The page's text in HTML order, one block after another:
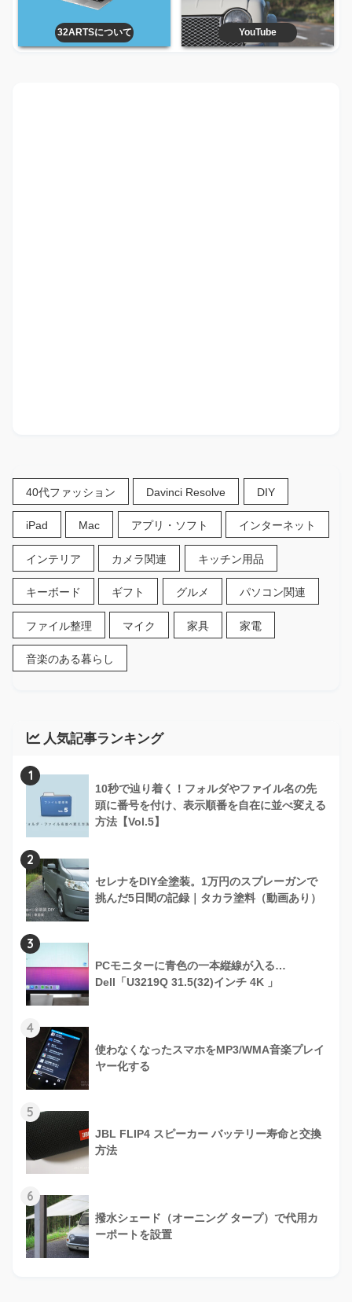
32ARTSについて YouTube
40代ファッション Davinci Resolve DIY
iPad Mac アプリ・ソフト インターネット
インテリア カメラ関連 キッチン用品
キーボード ギフト グルメ パソコン関連
ファイル整理 マイク 家具 家電
音楽のある暮らし
人気記事ランキング
1
10秒で辿り着く！フォルダやファイル名の先
頭に番号を付け、表示順番を自在に並べ変える
方法【Vol.5】
2
セレナをDIY全塗装。1万円のスプレーガンで
挑んだ5日間の記録｜タカラ塗料（動画あり）
3
PCモニターに青色の一本縦線が入る…
Dell「U3219Q 31.5(32)インチ 4K 」
4
使わなくなったスマホをMP3/WMA音楽プレイ
ヤー化する
5
JBL FLIP4 スピーカー バッテリー寿命と交換
方法
6
撥水シェード（オーニング タープ）で代用カ
ーポートを設置